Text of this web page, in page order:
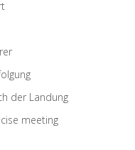
der Landung
meeting